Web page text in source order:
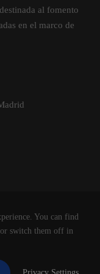
al fomento
en el marco de
S.L.
You can find
switch them off in